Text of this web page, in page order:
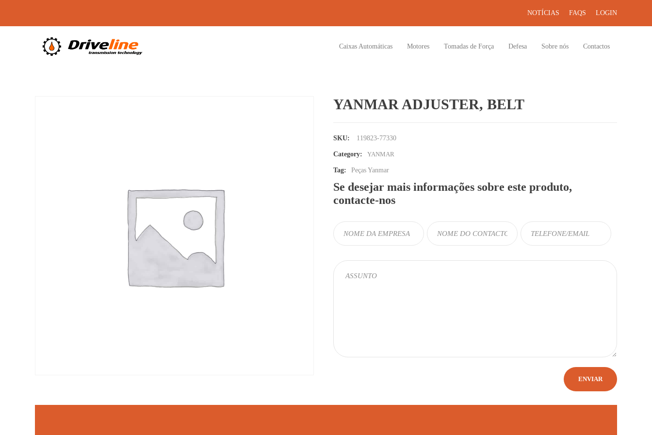
NOTÍCIAS FAQS LOGIN
Caixas Automáticas Motores Tomadas de Força Defesa Sobre nós Contactos
YANMAR ADJUSTER, BELT
SKU: 119823-77330
Category: YANMAR
Tag: Peças Yanmar
Se desejar mais informações sobre este produto,
contacte-nos